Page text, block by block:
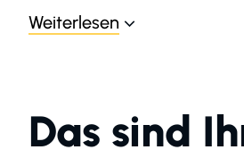
Handwerkernetzwerk
Ansprechpartner an. Wir
Weiterlesen
Das sind